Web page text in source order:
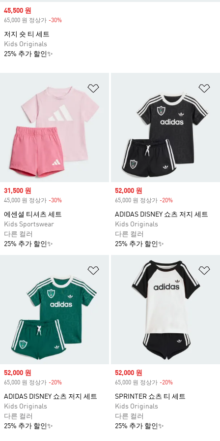
Sale price
31,500 원
45,000 원 정상가 -30%
에센셜 티셔츠 세트
Kids Sportswear
다른 컬러
25% 추가 할인✨
Sale price
52,000 원
65,000 원 정상가 -20%
ADIDAS DISNEY 쇼츠 저지 세트
Kids Originals
다른 컬러
25% 추가 할인✨
위시리스트 담기
Sale price
52,000 원
65,000 원 정상가 -20%
ADIDAS DISNEY 쇼츠 저지 세트
Kids Originals
다른 컬러
25% 추가 할인✨
Sale price
52,000 원
65,000 원 정상가 -20%
SPRINTER 쇼츠 티 세트
Kids Originals
다른 컬러
25% 추가 할인✨
Sale price
45,500 원
65,000 원 정상가 -30%
저지 숏 티 세트
Kids Originals
25% 추가 할인✨